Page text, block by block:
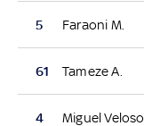
5 Faraoni M.
61 Tameze A.
4 Miguel Veloso